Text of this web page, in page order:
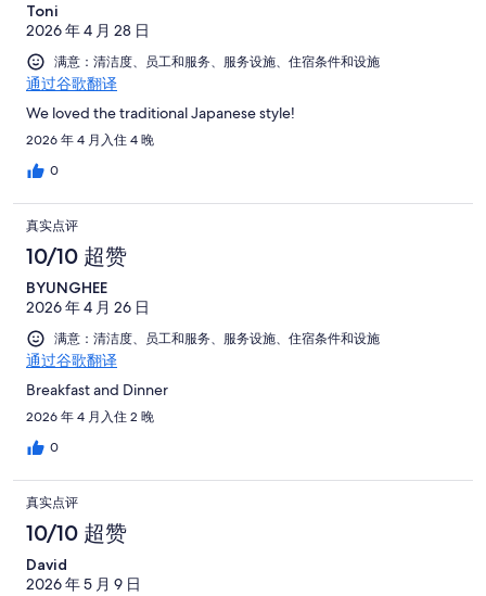
Toni
2026 年 4 月 28 日
满意：清洁度、员工和服务、服务设施、住宿条件和设施
通过谷歌翻译
We loved the traditional Japanese style!
2026 年 4 月入住 4 晚
0
真实点评
10/10 超赞
BYUNGHEE
2026 年 4 月 26 日
满意：清洁度、员工和服务、服务设施、住宿条件和设施
通过谷歌翻译
Breakfast and Dinner
2026 年 4 月入住 2 晚
0
真实点评
10/10 超赞
David
2026 年 5 月 9 日